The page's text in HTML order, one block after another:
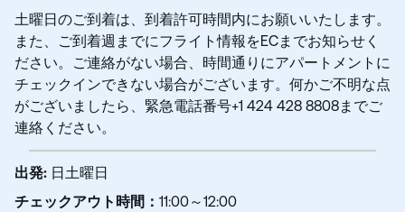
土曜日のご到着は、到着許可時間内にお願いいたします。
また、ご到着週までにフライト情報をECまでお知らせく
ださい。ご連絡がない場合、時間通りにアパートメントに
チェックインできない場合がございます。何かご不明な点
がございましたら、緊急電話番号+1 424 428 8808までご
連絡ください。
出発: 日土曜日
チェックアウト時間： 11:00～12:00